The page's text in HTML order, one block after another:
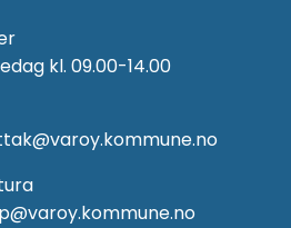
kl. 09.00-14.00